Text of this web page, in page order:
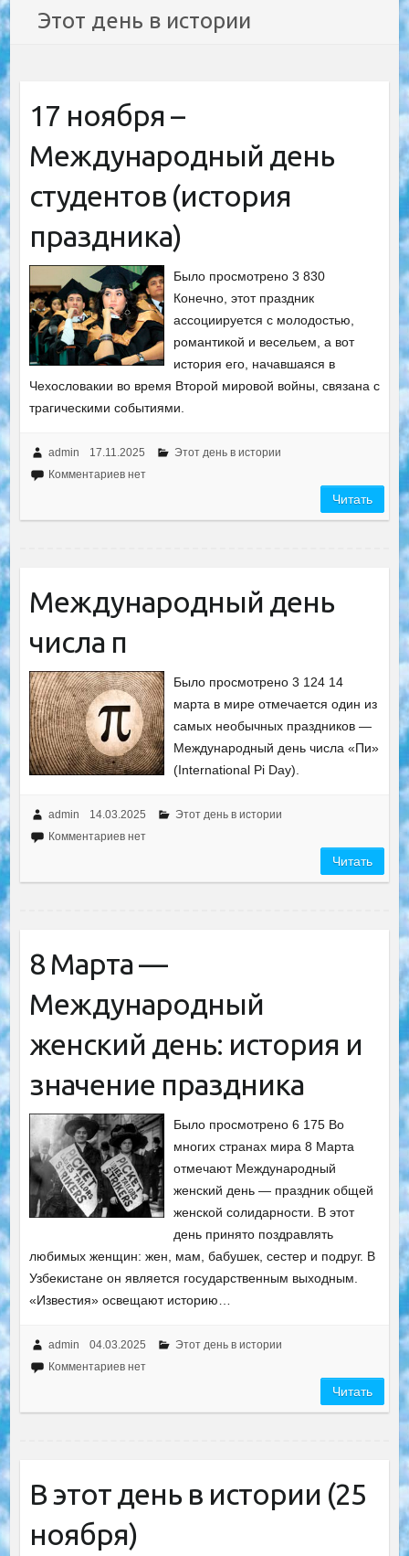
Этот день в истории
17 ноября –
Международный день
студентов (история
праздника)
Было просмотрено 3 830
Конечно, этот праздник
ассоциируется с молодостью,
романтикой и весельем, а вот
история его, начавшаяся в
Чехословакии во время Второй мировой войны, связана с
трагическими событиями.
admin 17.11.2025
Этот день в истории
Комментариев нет
Читать
Международный день
числа π
Было просмотрено 3 124 14
марта в мире отмечается один из
самых необычных праздников —
Международный день числа «Пи»
(International Pi Day).
admin 14.03.2025
Этот день в истории
Комментариев нет
Читать
8 Марта —
Международный
женский день: история и
значение праздника
Было просмотрено 6 175 Во
многих странах мира 8 Марта
отмечают Международный
женский день — праздник общей
женской солидарности. В этот
день принято поздравлять
любимых женщин: жен, мам, бабушек, сестер и подруг. В
Узбекистане он является государственным выходным.
«Известия» освещают историю…
admin 04.03.2025
Этот день в истории
Комментариев нет
Читать
В этот день в истории (25
ноября)